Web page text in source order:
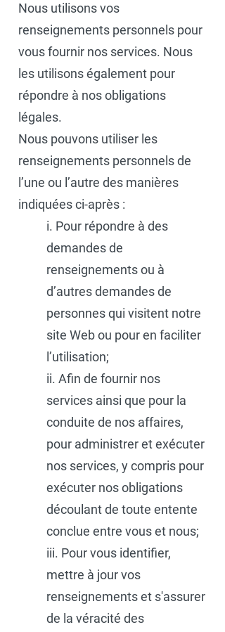
Nous utilisons vos
renseignements personnels pour
vous fournir nos services. Nous
les utilisons également pour
répondre à nos obligations
légales.
Nous pouvons utiliser les
renseignements personnels de
l’une ou l’autre des manières
indiquées ci-après :
i. Pour répondre à des
demandes de
renseignements ou à
d’autres demandes de
personnes qui visitent notre
site Web ou pour en faciliter
l’utilisation;
ii. Afin de fournir nos
services ainsi que pour la
conduite de nos affaires,
pour administrer et exécuter
nos services, y compris pour
exécuter nos obligations
découlant de toute entente
conclue entre vous et nous;
iii. Pour vous identifier,
mettre à jour vos
renseignements et s'assurer
de la véracité des